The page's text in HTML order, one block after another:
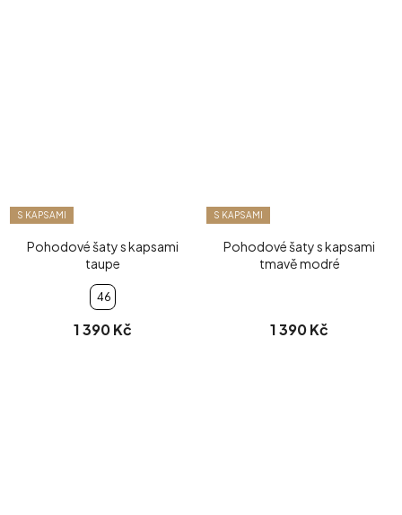
S KAPSAMI
Pohodové šaty s kapsami
taupe
46
1 390 Kč
S KAPSAMI
Pohodové šaty s kapsami
tmavě modré
1 390 Kč